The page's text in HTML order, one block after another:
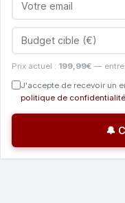
Prix actuel : 199,99€ —
J'accepte de recevoir un
politique de confidentialité
🔔